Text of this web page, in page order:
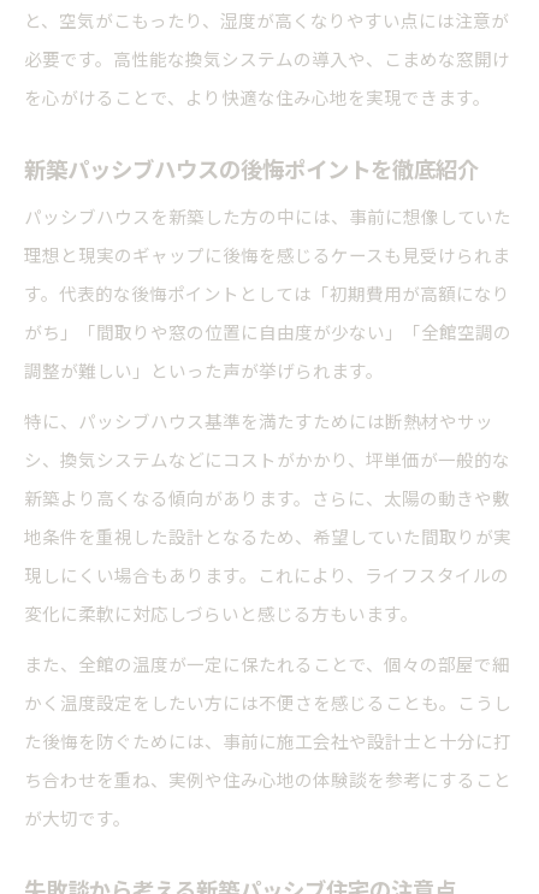
と、空気がこもったり、湿度が高くなりやすい点には注意が
必要です。高性能な換気システムの導入や、こまめな窓開け
を心がけることで、より快適な住み心地を実現できます。
新築パッシブハウスの後悔ポイントを徹底紹介
パッシブハウスを新築した方の中には、事前に想像していた
理想と現実のギャップに後悔を感じるケースも見受けられま
す。代表的な後悔ポイントとしては「初期費用が高額になり
がち」「間取りや窓の位置に自由度が少ない」「全館空調の
調整が難しい」といった声が挙げられます。
特に、パッシブハウス基準を満たすためには断熱材やサッ
シ、換気システムなどにコストがかかり、坪単価が一般的な
新築より高くなる傾向があります。さらに、太陽の動きや敷
地条件を重視した設計となるため、希望していた間取りが実
現しにくい場合もあります。これにより、ライフスタイルの
変化に柔軟に対応しづらいと感じる方もいます。
また、全館の温度が一定に保たれることで、個々の部屋で細
かく温度設定をしたい方には不便さを感じることも。こうし
た後悔を防ぐためには、事前に施工会社や設計士と十分に打
ち合わせを重ね、実例や住み心地の体験談を参考にすること
が大切です。